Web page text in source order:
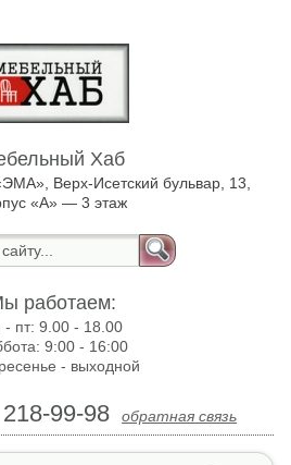
Хаб
Верх-Исетский бульвар, 13,
«А» — 3 этаж
работаем:
- пт:9.00 - 18.00
9:00 - 16:00
- выходной
99-98 обратная связь